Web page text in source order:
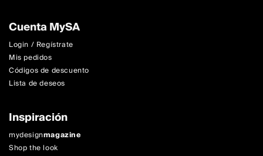
Cuenta MySA
Login / Regístrate
Mis pedidos
Códigos de descuento
Lista de deseos
Inspiración
mydesignmagazine
Shop the look